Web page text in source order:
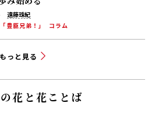
遠藤珠紀
豊臣兄弟！」
コラム
もっと見る
花と花ことば